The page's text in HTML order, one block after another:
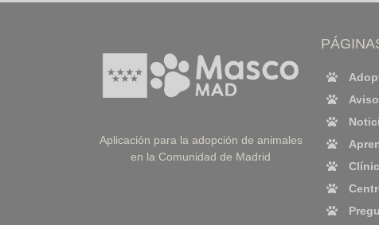
Aplicación para la adopción de animales
en la Comunidad de Madrid